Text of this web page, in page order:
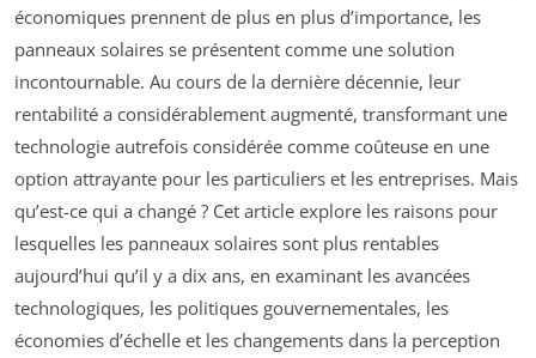
économiques prennent de plus en plus d’importance, les
panneaux solaires se présentent comme une solution
incontournable. Au cours de la dernière décennie, leur
rentabilité a considérablement augmenté, transformant une
technologie autrefois considérée comme coûteuse en une
option attrayante pour les particuliers et les entreprises. Mais
qu’est-ce qui a changé ? Cet article explore les raisons pour
lesquelles les panneaux solaires sont plus rentables
aujourd’hui qu’il y a dix ans, en examinant les avancées
technologiques, les politiques gouvernementales, les
économies d’échelle et les changements dans la perception